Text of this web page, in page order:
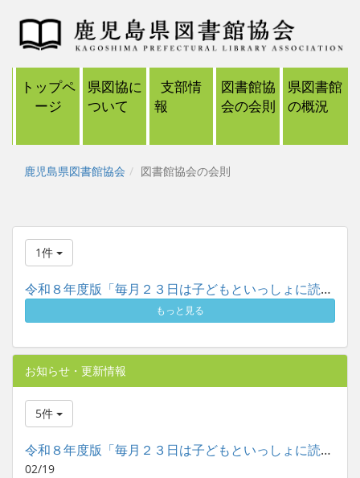
トップペ
ージ
県図協に
ついて
支部情
報
図書館協
会の会則
県図書館
の概況
鹿児島県図書館協会 図書館協会の会則
1件
令和８年度版「毎月２３日は子どもといっしょに読書の日」ポスタ...
もっと見る
お知らせ・更新情報
5件
令和８年度版「毎月２３日は子どもといっしょに読書の日」ポスタ...
02/19